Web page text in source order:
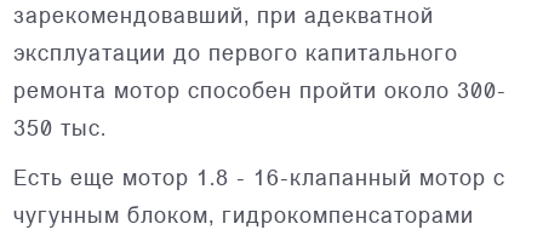
зарекомендовавший, при адекватной
эксплуатации до первого капитального
ремонта мотор способен пройти около 300-
350 тыс.
Есть еще мотор 1.8 - 16-клапанный мотор с
чугунным блоком, гидрокомпенсаторами